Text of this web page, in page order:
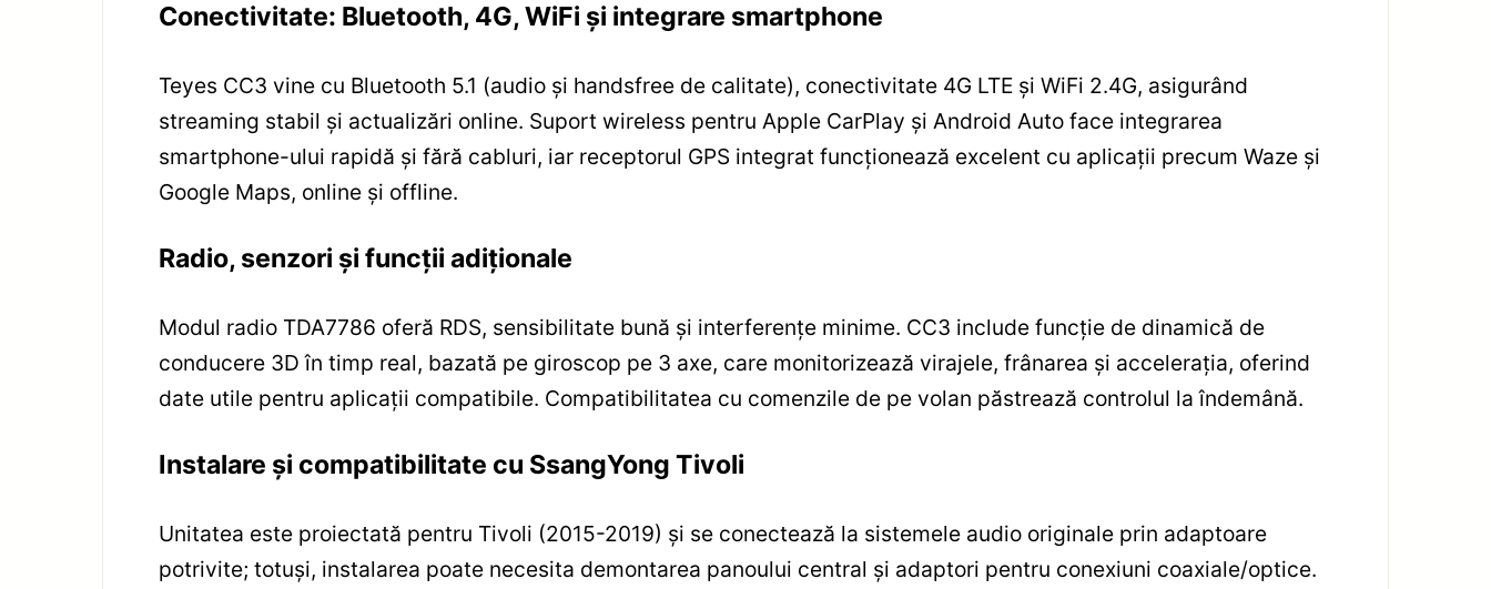
Conectivitate: Bluetooth, 4G, WiFi și integrare smartphone
Teyes CC3 vine cu Bluetooth 5.1 (audio și handsfree de calitate), conectivitate 4G LTE și WiFi 2.4G, asigurând
streaming stabil și actualizări online. Suport wireless pentru Apple CarPlay și Android Auto face integrarea
smartphone-ului rapidă și fără cabluri, iar receptorul GPS integrat funcționează excelent cu aplicații precum Waze și
Google Maps, online și offline.
Radio, senzori și funcții adiționale
Modul radio TDA7786 oferă RDS, sensibilitate bună și interferențe minime. CC3 include funcție de dinamică de
conducere 3D în timp real, bazată pe giroscop pe 3 axe, care monitorizează virajele, frânarea și accelerația, oferind
date utile pentru aplicații compatibile. Compatibilitatea cu comenzile de pe volan păstrează controlul la îndemână.
Instalare și compatibilitate cu SsangYong Tivoli
Unitatea este proiectată pentru Tivoli (2015-2019) și se conectează la sistemele audio originale prin adaptoare
potrivite; totuși, instalarea poate necesita demontarea panoului central și adaptori pentru conexiuni coaxiale/optice.